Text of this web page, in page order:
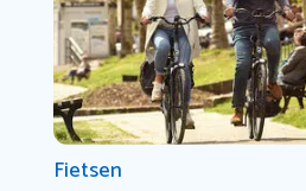
Fietsen